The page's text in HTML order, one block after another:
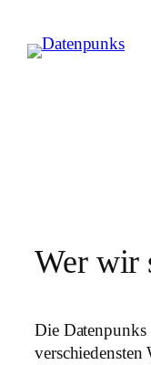
Inhalt
Wer wir
Die Datenpunks
verschiedensten